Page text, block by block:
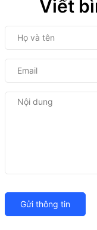
Viết
Gửi thông tin